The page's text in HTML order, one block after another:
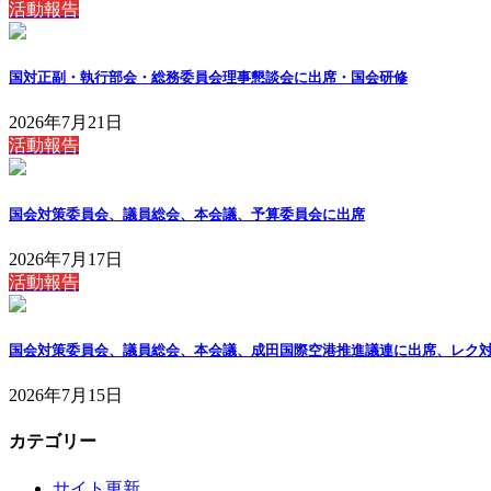
活動報告
国対正副・執行部会・総務委員会理事懇談会に出席・国会研修
2026年7月21日
活動報告
国会対策委員会、議員総会、本会議、予算委員会に出席
2026年7月17日
活動報告
国会対策委員会、議員総会、本会議、成田国際空港推進議連に出席、レク
2026年7月15日
カテゴリー